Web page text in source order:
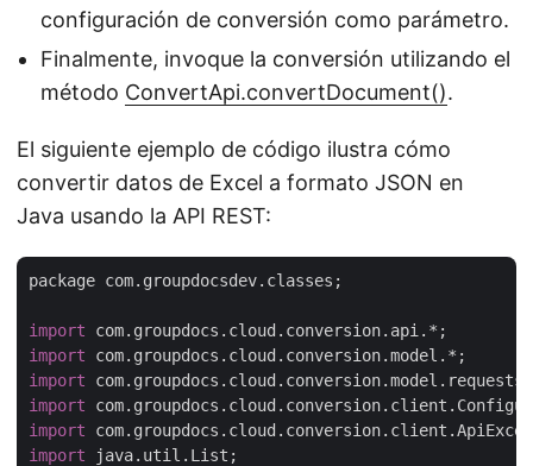
configuración de conversión como parámetro.
Finalmente, invoque la conversión utilizando el
método ConvertApi.convertDocument().
El siguiente ejemplo de código ilustra cómo
convertir datos de Excel a formato JSON en
Java usando la API REST:
package com.groupdocsdev.classes;
import
import
import
import
import
import java.util.List;